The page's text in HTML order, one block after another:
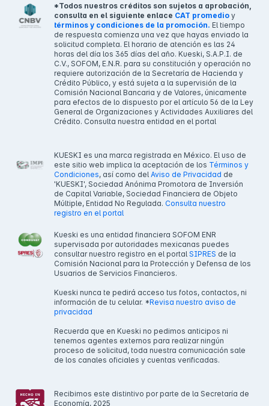
*Todos nuestros créditos son sujetos a aprobación,
consulta en el siguiente enlace CAT promedio y
términos y condiciones de la promoción. El tiempo
de respuesta comienza una vez que hayas enviado la
solicitud completa. El horario de atención es las 24
horas del día los 365 días del año. Kueski, S.A.P.I. de
C.V., SOFOM, E.N.R. para su constitución y operación no
requiere autorización de la Secretaría de Hacienda y
Crédito Público, y está sujeta a la supervisión de la
Comisión Nacional Bancaria y de Valores, únicamente
para efectos de lo dispuesto por el artículo 56 de la Ley
General de Organizaciones y Actividades Auxiliares del
Crédito. Consulta nuestra entidad en el portal
KUESKI es una marca registrada en México. El uso de
este sitio web implica la aceptación de los Términos y
Condiciones, así como del Aviso de Privacidad de
'KUESKI', Sociedad Anónima Promotora de Inversión
de Capital Variable, Sociedad Financiera de Objeto
Múltiple, Entidad No Regulada. Consulta nuestro
registro en el portal
Kueski es una entidad financiera SOFOM ENR
supervisada por autoridades mexicanas puedes
consultar nuestro registro en el portal SIPRES de la
Comisión Nacional para la Protección y Defensa de los
Usuarios de Servicios Financieros.
Kueski nunca te pedirá acceso tus fotos, contactos, ni
información de tu celular. *Revisa nuestro aviso de
privacidad
Recuerda que en Kueski no pedimos anticipos ni
tenemos agentes externos para realizar ningún
proceso de solicitud, toda nuestra comunicación sale
de los canales oficiales y cuentas verificadas.
Recibimos este distintivo por parte de la Secretaría de
Economía, 2025